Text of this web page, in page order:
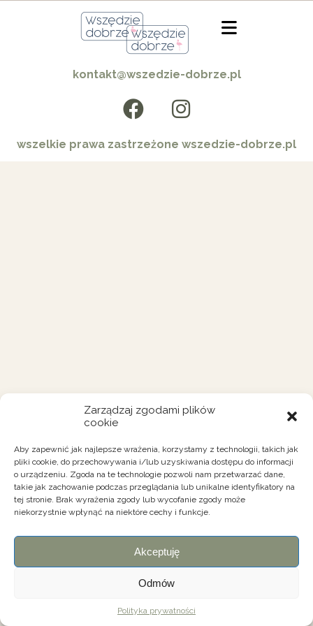
Zarządzaj zgodami plików
cookie
Aby zapewnić jak najlepsze wrażenia, korzystamy z technologii, takich jak
pliki cookie, do przechowywania i/lub uzyskiwania dostępu do informacji
o urządzeniu. Zgoda na te technologie pozwoli nam przetwarzać dane,
takie jak zachowanie podczas przeglądania lub unikalne identyfikatory na
tej stronie. Brak wyrażenia zgody lub wycofanie zgody może
niekorzystnie wpłynąć na niektóre cechy i funkcje.
Akceptuję
Odmów
Polityka prywatności
kontakt@wszedzie-dobrze.pl
wszelkie prawa zastrzeżone wszedzie-dobrze.pl